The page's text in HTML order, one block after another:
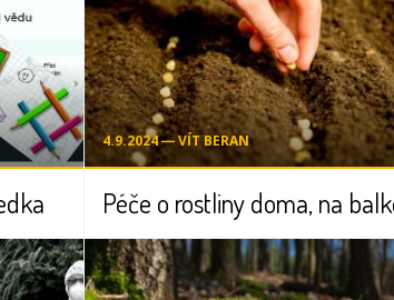
4.9.2024 ― VÍT BERAN